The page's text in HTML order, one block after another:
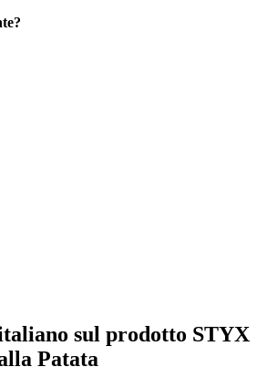
sul prodotto STYX
Patata